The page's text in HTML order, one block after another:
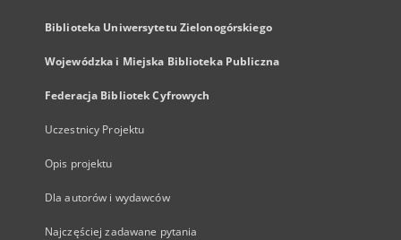
Biblioteka Uniwersytetu Zielonogórskiego
Wojewódzka i Miejska Biblioteka Publiczna
Federacja Bibliotek Cyfrowych
Uczestnicy Projektu
Opis projektu
Dla autorów i wydawców
Najczęściej zadawane pytania